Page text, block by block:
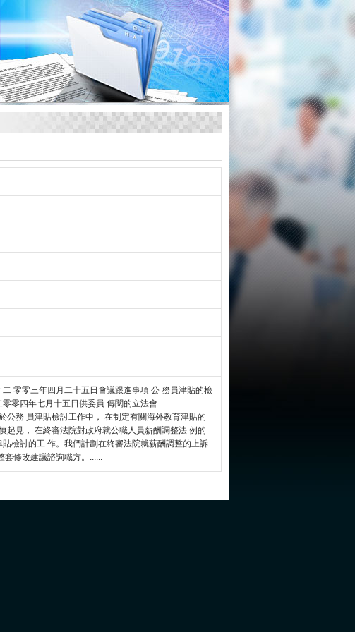
零零三年四月二十五日會議跟進事項 公 務員津貼的檢
零四年七月十五日供委員 傳閱的立法會
務 員津貼檢討工作中， 在制定有關海外教育津貼的
起見， 在終審法院對政府就公職人員薪酬調整法 例的
檢討的工 作。我們計劃在終審法院就薪酬調整的上訴
套修改建議諮詢職方。......